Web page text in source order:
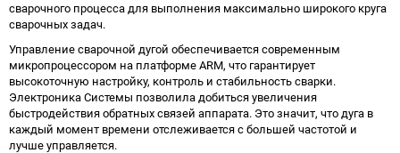
сварочного процесса для выполнения максимально широкого круга
сварочных задач.
Управление сварочной дугой обеспечивается современным
микропроцессором на платформе ARM, что гарантирует
высокоточную настройку, контроль и стабильность сварки.
Электроника Системы позволила добиться увеличения
быстродействия обратных связей аппарата. Это значит, что дуга в
каждый момент времени отслеживается с большей частотой и
лучше управляется.